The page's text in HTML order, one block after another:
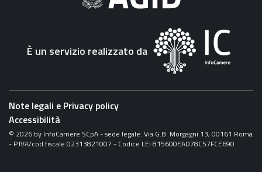
È un servizio realizzato da
Note legali e Privacy policy
Accessibilità
© 2026 by InfoCamere SCpA - sede legale: Via G.B. Morgagni 13, 00161 Roma
- P.IVA/cod.fiscale 02313821007 - Codice LEI 815600EAD78C57FCE690